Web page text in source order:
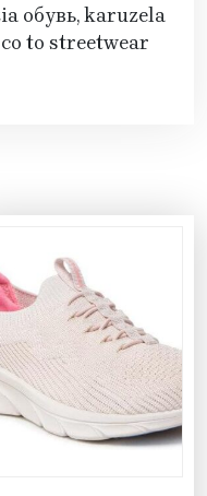
обувь, karuzela
to streetwear